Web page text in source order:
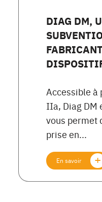
DIAG DM,
Accessible à
IIa, Diag DM
vous permet
prise en...
En savoir